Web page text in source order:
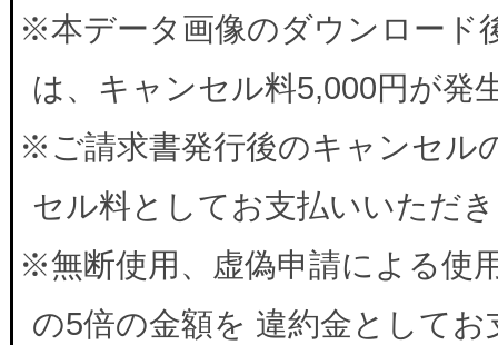
※本データ画像のダウンロード
は、キャンセル料5,000円が発
※ご請求書発行後のキャンセル
セル料としてお支払いいただ
※無断使用、虚偽申請による使
の5倍の金額を 違約金として